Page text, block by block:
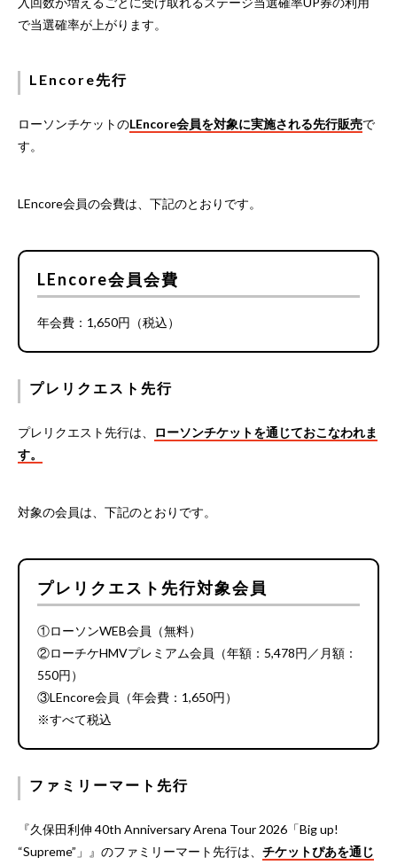
で当選確率が上がります。
LEncore先行
ローソンチケットのLEncore会員を対象に実施される先行販売で
す。
LEncore会員の会費は、下記のとおりです。
LEncore会員会費
年会費：1,650円（税込）
プレリクエスト先行
プレリクエスト先行は、
ローソンチケットを通じておこなわれま
す。
対象の会員は、下記のとおりです。
プレリクエスト先行対象会員
①ローソンWEB会員（無料）
②ローチケHMVプレミアム会員（年額：5,478円／月額：
550円）
③LEncore会員（年会費：1,650円）
※すべて税込
ファミリーマート先行
『久保田利伸 40th Anniversary Arena Tour 2026「Big up!
“Supreme”」』のファミリーマート先行は、 チケットぴあを通じ